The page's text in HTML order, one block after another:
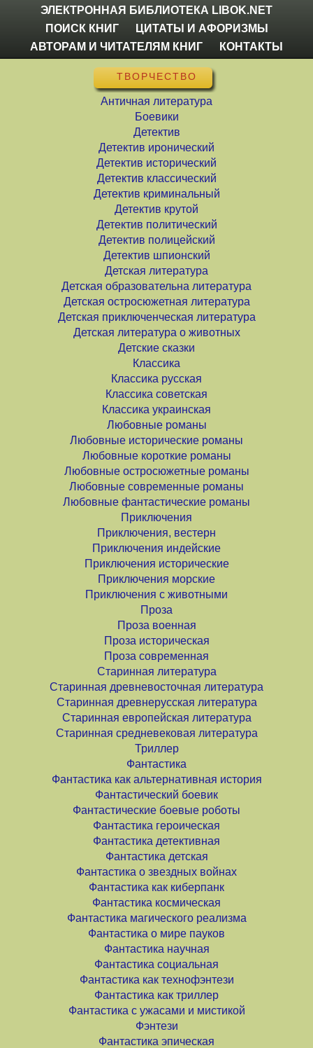
ЭЛЕКТРОННАЯ БИБЛИОТЕКА LIBOK.NET
ПОИСК КНИГ
ЦИТАТЫ И АФОРИЗМЫ
АВТОРАМ И ЧИТАТЕЛЯМ КНИГ
КОНТАКТЫ
ТВОРЧЕСТВО
Античная литература
Боевики
Детектив
Детектив иронический
Детектив исторический
Детектив классический
Детектив криминальный
Детектив крутой
Детектив политический
Детектив полицейский
Детектив шпионский
Детская литература
Детская образовательна литература
Детская остросюжетная литература
Детская приключенческая литература
Детская литература о животных
Детские сказки
Классика
Классика русская
Классика советская
Классика украинская
Любовные романы
Любовные исторические романы
Любовные короткие романы
Любовные остросюжетные романы
Любовные современные романы
Любовные фантастические романы
Приключения
Приключения, вестерн
Приключения индейские
Приключения исторические
Приключения морские
Приключения с животными
Проза
Проза военная
Проза историческая
Проза современная
Старинная литература
Старинная древневосточная литература
Старинная древнерусская литература
Старинная европейская литература
Старинная средневековая литература
Триллер
Фантастика
Фантастика как альтернативная история
Фантастический боевик
Фантастические боевые роботы
Фантастика героическая
Фантастика детективная
Фантастика детская
Фантастика о звездных войнах
Фантастика как киберпанк
Фантастика космическая
Фантастика магического реализма
Фантастика о мире пауков
Фантастика научная
Фантастика социальная
Фантастика как технофэнтези
Фантастика как триллер
Фантастика с ужасами и мистикой
Фэнтези
Фантастика эпическая